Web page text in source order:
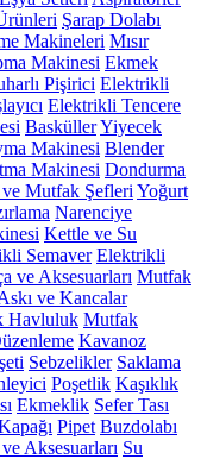
Şarap Dolabı
Makineleri Mısır
Makinesi Ekmek
Pişirici Elektrikli
Elektrikli Tencere
BasküllerYiyecek
Makinesi Blender
Makinesi Dondurma
Mutfak Şefleri Yoğurt
Narenciye
Kettle ve Su
Semaver Elektrikli
ve Aksesuarları Mutfak
ve Kancalar
Havluluk Mutfak
Kavanoz
Sebzelikler Saklama
Poşetlik Kaşıklık
Ekmeklik Sefer Tası
Pipet Buzdolabı
Aksesuarları Su